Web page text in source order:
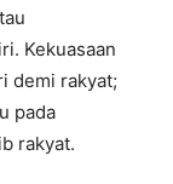
Kekuasaan
demi rakyat;
pada
rakyat.